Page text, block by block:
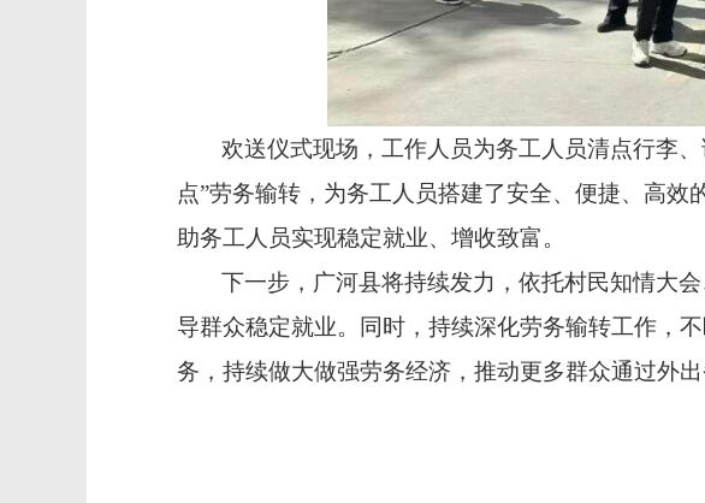
欢送仪式现场，工作人员为务工人员清点行李
点”劳务输转，为务工人员搭建了安全、便捷、高
助务工人员实现稳定就业、增收致富。
下一步，广河县将持续发力，依托村民知情大
导群众稳定就业。同时，持续深化劳务输转工作，
务，持续做大做强劳务经济，推动更多群众通过外